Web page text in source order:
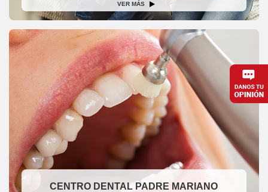
VER MÁS
CENTRO DENTAL PADRE MARIANO